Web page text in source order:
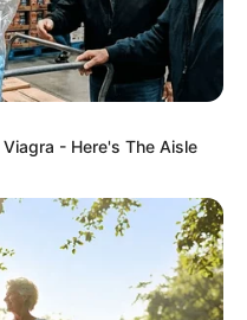
ดูเพิ่มเติม
จริงหรือหลอก ?
- Here's The Aisle